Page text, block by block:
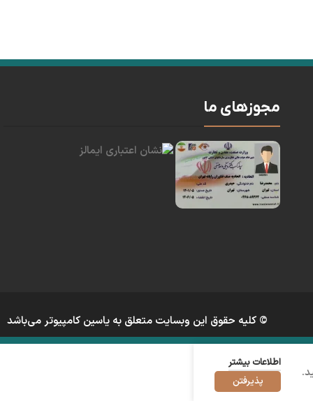
مجوزهای ما
© کلیه حقوق این وبسایت متعلق به یاسین کامپیوتر می‌باشد
اطلاعات بیشتر
پذیرفتن